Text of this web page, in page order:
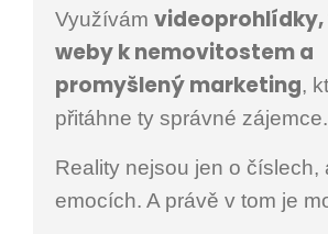
Využívám
weby k nemovitostem a
promyšlený marketing,
přitáhne ty správné zájemce.
Reality nejsou jen o číslech,
emocích. A právě v tom je